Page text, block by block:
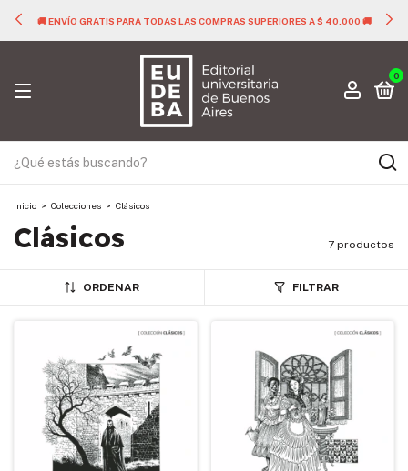
🚚 ENVÍO GRATIS PARA TODAS LAS COMPRAS SUPERIORES A $ 40.000 🚚
0
Inicio > Colecciones > Clásicos
Clásicos 7 productos
ORDENAR FILTRAR